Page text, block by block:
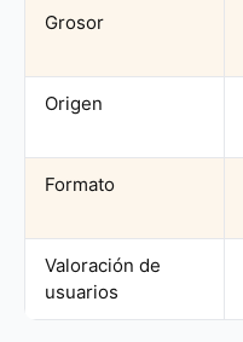
Grosor
Origen
Formato
Valoración de
usuarios